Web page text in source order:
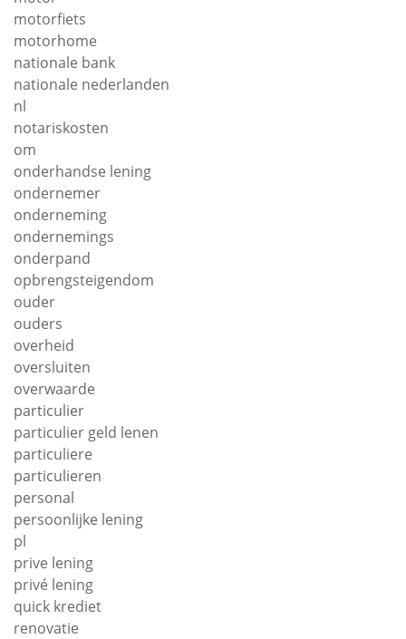
motorfiets
motorhome
nationale bank
nationale nederlanden
nl
notariskosten
om
onderhandse lening
ondernemer
onderneming
ondernemings
onderpand
opbrengsteigendom
ouder
ouders
overheid
oversluiten
overwaarde
particulier
particulier geld lenen
particuliere
particulieren
personal
persoonlijke lening
pl
prive lening
privé lening
quick krediet
renovatie